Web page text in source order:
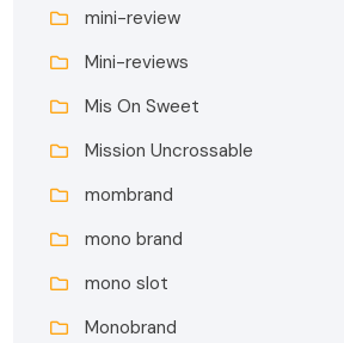
mini-review
Mini-reviews
Mis On Sweet
Mission Uncrossable
mombrand
mono brand
mono slot
Monobrand